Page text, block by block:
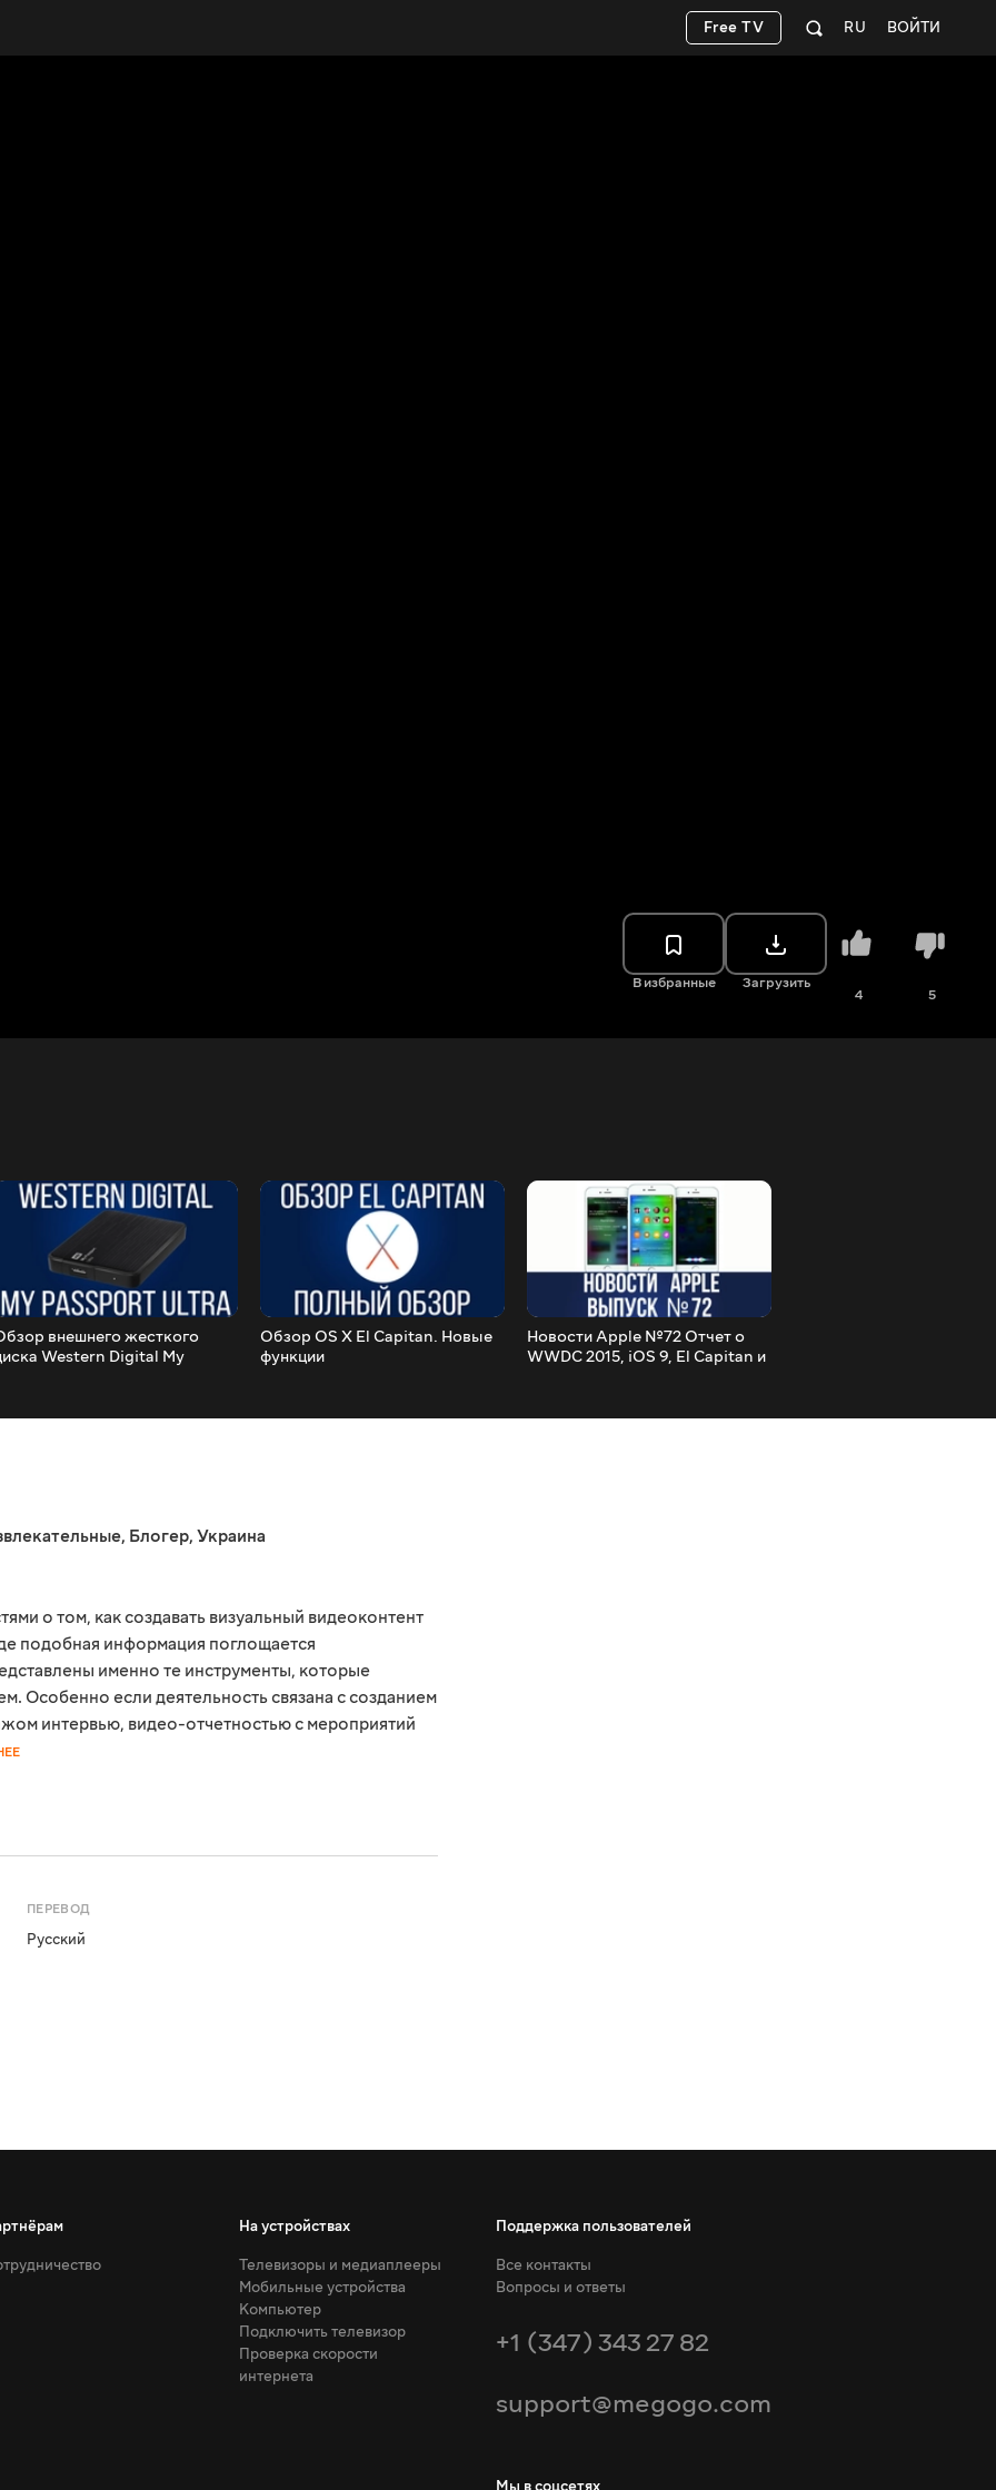
ВОЙТИ
RU
Free TV
В избранные Загрузить
4 5
внешнего жесткого
Western Digital My
Обзор OS X El Capitan. Новые
функции
Новости Apple №72 Отчет о
WWDC 2015, iOS 9, El Capitan и
, Блогер, Украина
о том, как создавать визуальный видеоконтент
подобная информация поглощается
именно те инструменты, которые
Особенно если деятельность связана с созданием
интервью, видео-отчетностью с мероприятий
ПЕРЕВОД
Русский
На устройствах
Телевизоры и медиаплееры
Мобильные устройства
Компьютер
Подключить телевизор
Проверка скорости
интернета
Поддержка пользователей
Все контакты
Вопросы и ответы
+1 (347) 343 27 82
support@megogo.com